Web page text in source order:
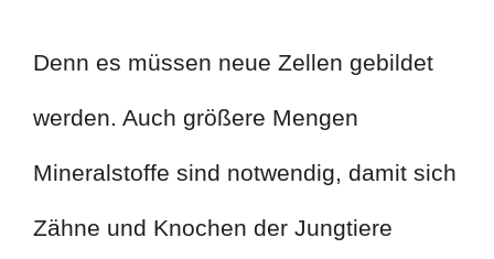
Denn es müssen neue Zellen gebildet
werden. Auch größere Mengen
Mineralstoffe sind notwendig, damit sich
Zähne und Knochen der Jungtiere